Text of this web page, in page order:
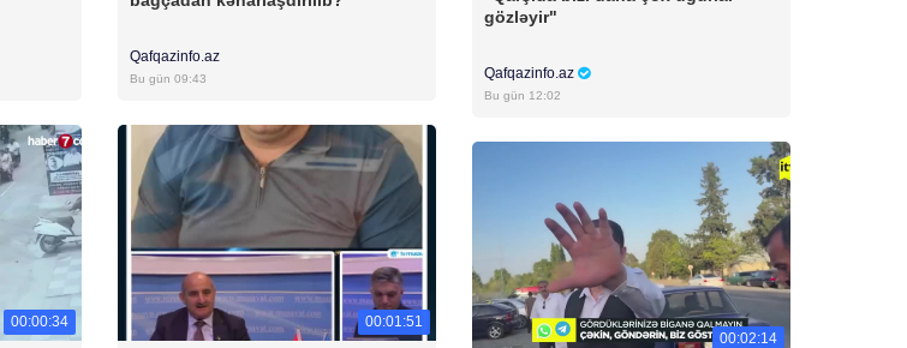
Qafqazinfo.az
Bu gün 09:43
00:00:34 00:01:51
gözləyir"
Qafqazinfo.az
Bu gün 12:02
00:02:14